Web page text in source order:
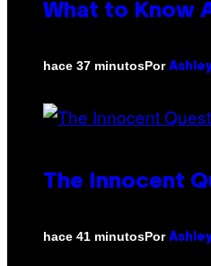
What to Know
hace 37 minutosPor
The Innocent
hace 41 minutosPor